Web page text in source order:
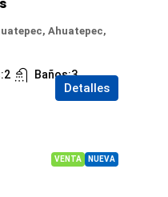
Ahuatepec,
2 Baños:3
Detalles
VENTA NUEVA